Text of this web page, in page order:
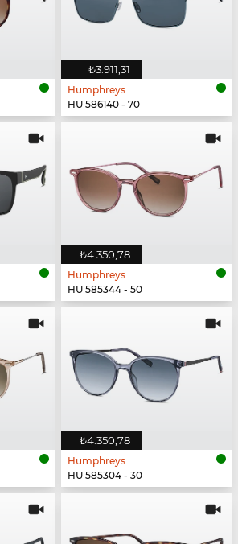
₺3.911,31
Humphreys
HU 586140 - 70
₺4.350,78
Humphreys
HU 585344 - 50
₺4.350,78
Humphreys
HU 585304 - 30